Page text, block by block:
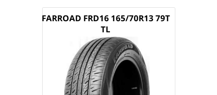
FARROAD FRD16 165/70R13 79T
TL